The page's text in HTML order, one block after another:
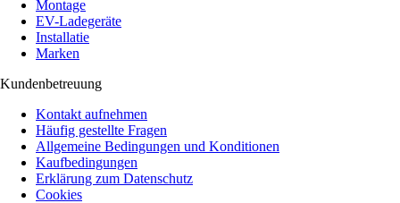
Montage
EV-Ladegeräte
Installatie
Marken
Kundenbetreuung
Kontakt aufnehmen
Häufig gestellte Fragen
Allgemeine Bedingungen und Konditionen
Kaufbedingungen
Erklärung zum Datenschutz
Cookies